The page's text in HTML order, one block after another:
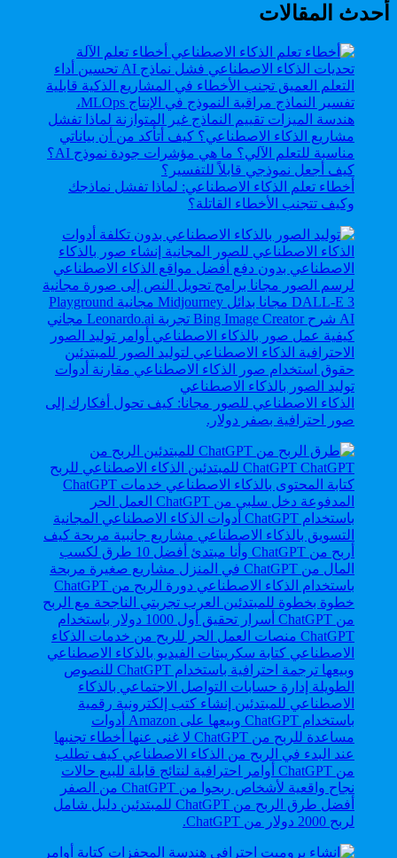
أحدث المقالات
أخطاء تعلم الذكاء الاصطناعي: لماذا تفشل نماذجك
وكيف تتجنب الأخطاء القاتلة؟
الذكاء الاصطناعي للصور مجانا: كيف تحول أفكارك إلى
صور احترافية بصفر دولار.
أفضل طرق الربح من ChatGPT للمبتدئين دليل شامل
لربح 2000 دولار من ChatGPT.